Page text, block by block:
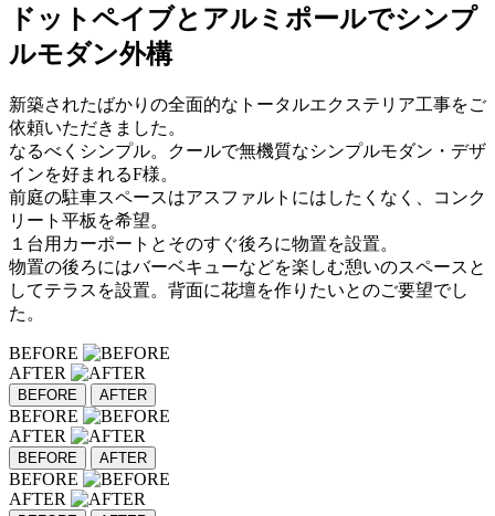
ドットペイブとアルミポールでシンプ
ルモダン外構
新築されたばかりの全面的なトータルエクステリア工事をご
依頼いただきました。
なるべくシンプル。クールで無機質なシンプルモダン・デザ
インを好まれるF様。
前庭の駐車スペースはアスファルトにはしたくなく、コンク
リート平板を希望。
１台用カーポートとそのすぐ後ろに物置を設置。
物置の後ろにはバーベキューなどを楽しむ憩いのスペースと
してテラスを設置。背面に花壇を作りたいとのご要望でし
た。
BEFORE
AFTER
BEFORE AFTER
BEFORE
AFTER
BEFORE AFTER
BEFORE
AFTER